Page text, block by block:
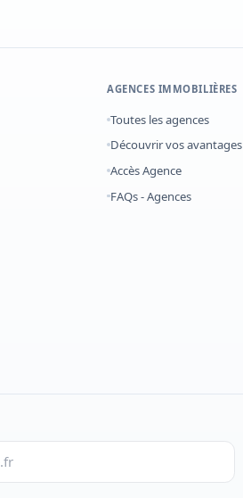
AGENCES IMMOBILIÈRES
Toutes les agences
Découvrir vos avantages
Accès Agence
FAQs - Agences